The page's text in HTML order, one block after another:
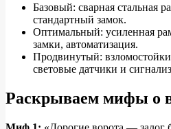
Базовый: сварная стальная
стандартный замок.
Оптимальный: усиленная
замки, автоматизация.
Продвинутый:
световые датчики и
Раскрываем мифы о